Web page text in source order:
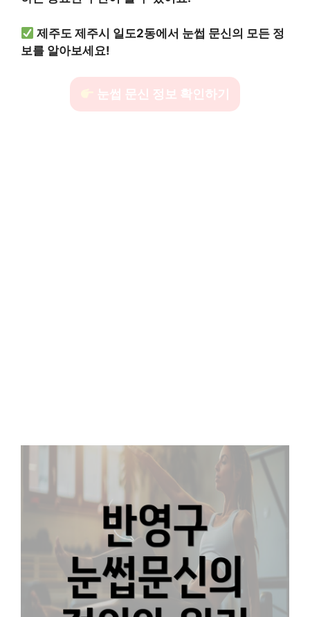
제주도 제주시 일도2동에서 눈썹 문신의 모든 정
보를 알아보세요!
눈썹 문신 정보 확인하기